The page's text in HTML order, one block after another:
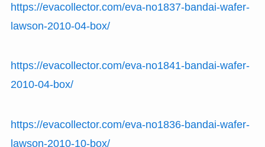
https://evacollector.com/eva-no1837-bandai-wafer-
lawson-2010-04-box/
https://evacollector.com/eva-no1841-bandai-wafer-
2010-04-box/
https://evacollector.com/eva-no1836-bandai-wafer-
lawson-2010-10-box/